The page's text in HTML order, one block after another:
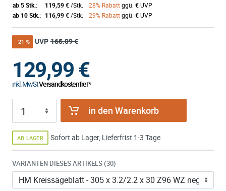
ab 5 Stk.:
119,59 €/Stk. 28% Rabattggü. €UVP
ab 10 Stk.: 116,99 €/Stk. 29% Rabattggü. €UVP
- 21 % UVP 165.09 €
129,99€
inkl. MwStVersandkostenfrei *
in den Warenkorb
AB LAGER Sofort ab Lager, Lieferfrist 1-3 Tage
VARIANTEN DIESES ARTIKELS (30)